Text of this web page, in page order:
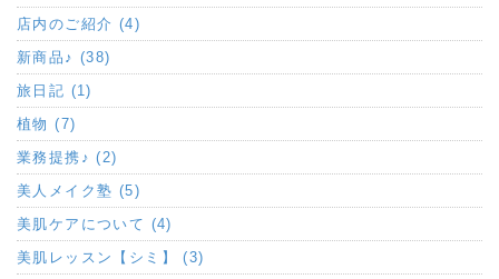
店内のご紹介 (4)
新商品♪ (38)
旅日記 (1)
植物 (7)
業務提携♪ (2)
美人メイク塾 (5)
美肌ケアについて (4)
美肌レッスン【シミ】 (3)